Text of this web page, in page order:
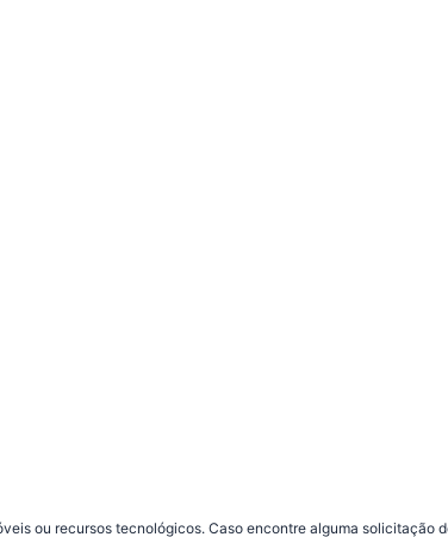
ou recursos tecnológicos. Caso encontre alguma solicitação